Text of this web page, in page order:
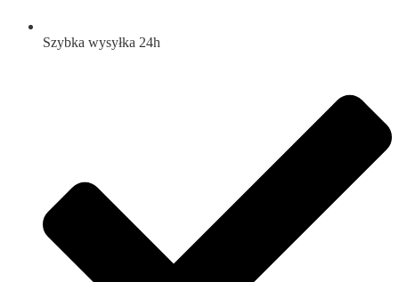
Szybka wysyłka 24h